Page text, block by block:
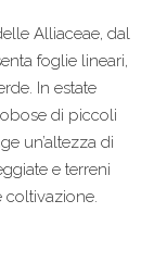
Alliaceae, dal
foglie lineari,
In estate
di piccoli
un’altezza di
e terreni
coltivazione.